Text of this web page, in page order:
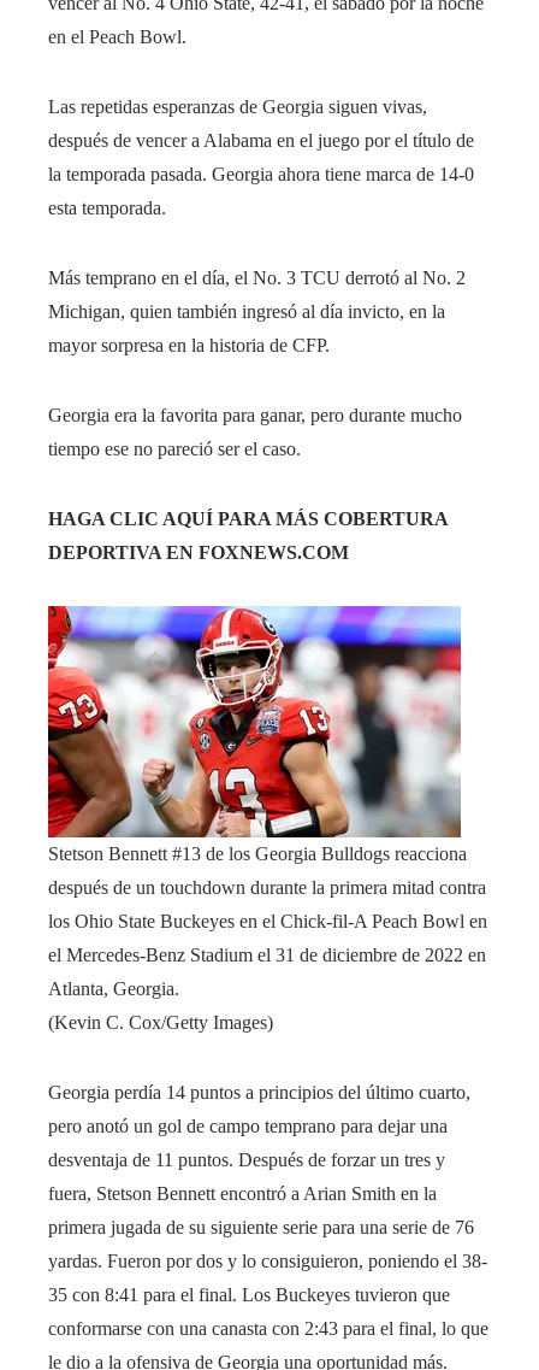
en el Peach Bowl.
Las repetidas esperanzas de Georgia siguen vivas,
después de vencer a Alabama en el juego por el título de
la temporada pasada. Georgia ahora tiene marca de 14-0
esta temporada.
Más temprano en el día, el No. 3 TCU derrotó al No. 2
Michigan, quien también ingresó al día invicto, en la
mayor sorpresa en la historia de CFP.
Georgia era la favorita para ganar, pero durante mucho
tiempo ese no pareció ser el caso.
HAGA CLIC AQUÍ PARA MÁS COBERTURA
DEPORTIVA EN FOXNEWS.COM
Stetson Bennett #13 de los Georgia Bulldogs reacciona
después de un touchdown durante la primera mitad contra
los Ohio State Buckeyes en el Chick-fil-A Peach Bowl en
el Mercedes-Benz Stadium el 31 de diciembre de 2022 en
Atlanta, Georgia.
(Kevin C. Cox/Getty Images)
Georgia perdía 14 puntos a principios del último cuarto,
pero anotó un gol de campo temprano para dejar una
desventaja de 11 puntos. Después de forzar un tres y
fuera, Stetson Bennett encontró a Arian Smith en la
primera jugada de su siguiente serie para una serie de 76
yardas. Fueron por dos y lo consiguieron, poniendo el 38-
35 con 8:41 para el final. Los Buckeyes tuvieron que
conformarse con una canasta con 2:43 para el final, lo que
le dio a la ofensiva de Georgia una oportunidad más.